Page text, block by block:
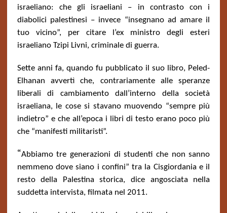
israeliano: che gli israeliani – in contrasto con i
diabolici palestinesi – invece “insegnano ad amare il
tuo vicino”, per citare l’ex ministro degli esteri
israeliano Tzipi Livni, criminale di guerra.
Sette anni fa, quando fu pubblicato il suo libro, Peled-
Elhanan avvertì che, contrariamente alle speranze
liberali di cambiamento dall’interno della società
israeliana, le cose si stavano muovendo “sempre più
indietro” e che all’epoca i libri di testo erano poco più
che “manifesti militaristi”.
“Abbiamo tre generazioni di studenti che non sanno
nemmeno dove siano i confini” tra la Cisgiordania e il
resto della Palestina storica, dice angosciata nella
suddetta intervista, filmata nel 2011.